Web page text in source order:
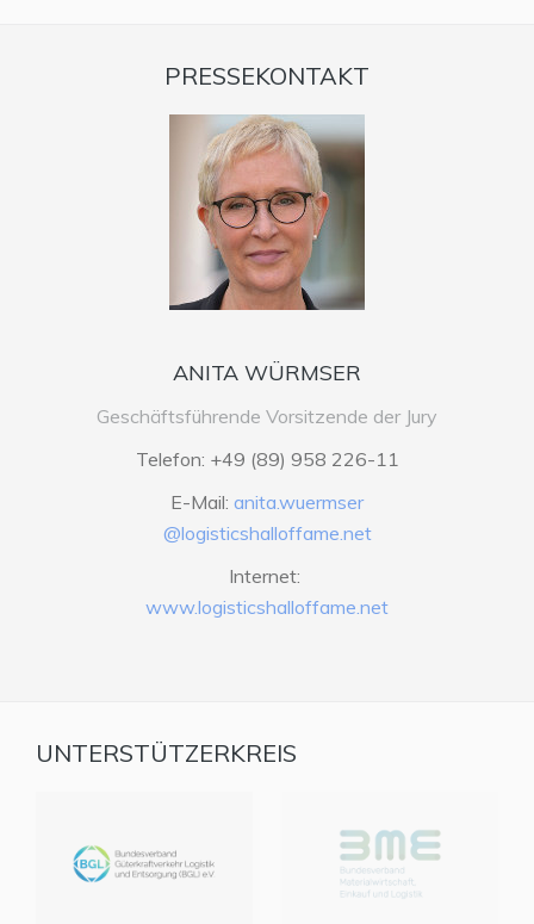
PRESSEKONTAKT
ANITA WÜRMSER
Geschäftsführende Vorsitzende der Jury
Telefon: +49 (89) 958 226-11
E-Mail: anita.wuermser
@logisticshalloffame.net
Internet:
www.logisticshalloffame.net
UNTERSTÜTZERKREIS